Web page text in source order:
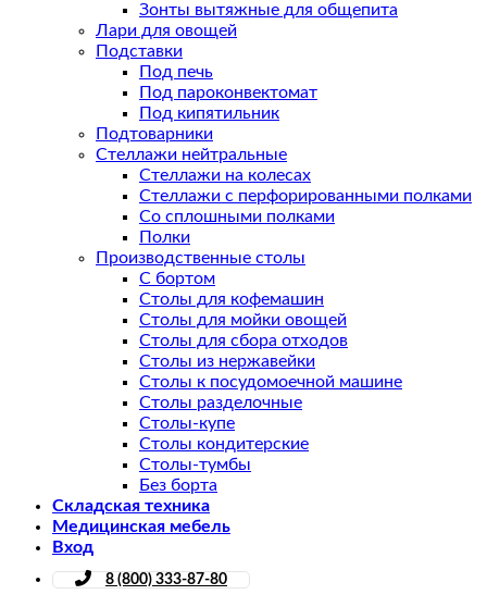
Зонты вытяжные для общепита
Лари для овощей
Подставки
Под печь
Под пароконвектомат
Под кипятильник
Подтоварники
Стеллажи нейтральные
Стеллажи на колесах
Стеллажи с перфорированными полками
Со сплошными полками
Полки
Производственные столы
С бортом
Столы для кофемашин
Столы для мойки овощей
Столы для сбора отходов
Столы из нержавейки
Столы к посудомоечной машине
Столы разделочные
Столы-купе
Столы кондитерские
Столы-тумбы
Без борта
Складская техника
Медицинская мебель
Вход
8 (800) 333-87-80